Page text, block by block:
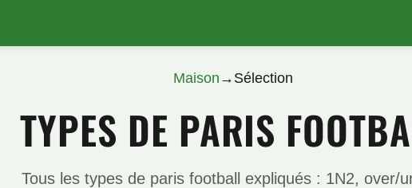
Maison → Sélection
TYPES DE PARIS
Tous les types de paris football expliqués : 1N2, over/